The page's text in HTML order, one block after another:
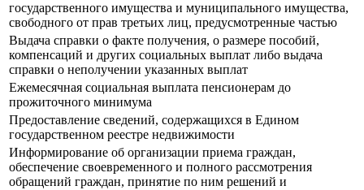
государственного имущества и муниципального имущества,
свободного от прав третьих лиц, предусмотренные частью
Выдача справки о факте получения, о размере пособий,
компенсаций и других социальных выплат либо выдача
справки о неполучении указанных выплат
Ежемесячная социальная выплата пенсионерам до
прожиточного минимума
Предоставление сведений, содержащихся в Едином
государственном реестре недвижимости
Информирование об организации приема граждан,
обеспечение своевременного и полного рассмотрения
обращений граждан, принятие по ним решений и